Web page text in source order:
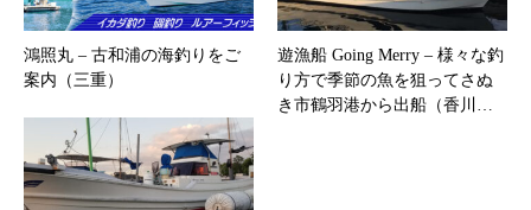
鴻照丸 – 古和浦の海釣りをご
案内（三重）
遊漁船 Going Merry – 様々な釣
り方で季節の魚を狙ってさぬ
き市鶴羽港から出船（香川…